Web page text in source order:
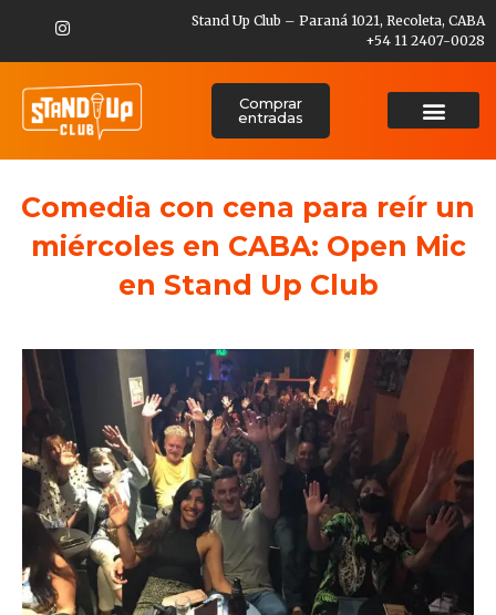
Stand Up Club – Paraná 1021, Recoleta, CABA
+54 11 2407-0028
Comprar
entradas
Comedia con cena para reír un
miércoles en CABA: Open Mic
en Stand Up Club